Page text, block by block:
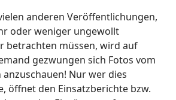
anderen Veröffentlichungen,
oder weniger ungewollt
betrachten müssen, wird auf
gezwungen sich Fotos vom
anzuschauen! Nur wer dies
öffnet den Einsatzberichte bzw.